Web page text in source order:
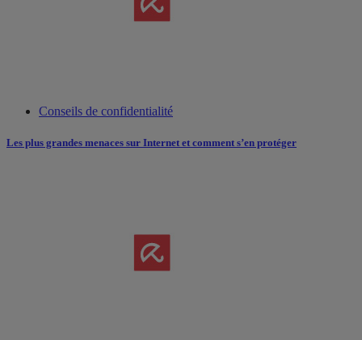
Conseils de confidentialité
Les plus grandes menaces sur Internet et comment s’en protéger